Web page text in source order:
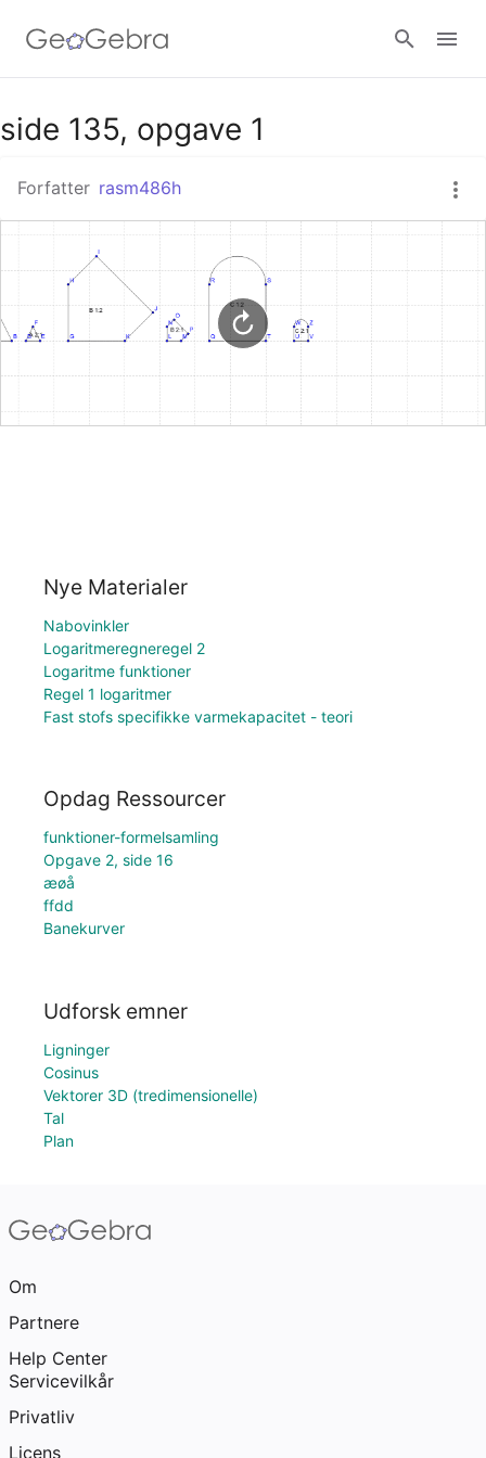
Google Classroom
GeoGebra Classroom
Log ind
side 135, opgave 1
Forfatter rasm486h
Nye Materialer
Nabovinkler
Logaritmeregneregel 2
Logaritme funktioner
Regel 1 logaritmer
Fast stofs specifikke varmekapacitet - teori
Opdag Ressourcer
funktioner-formelsamling
Opgave 2, side 16
æøå
ffdd
Banekurver
Udforsk emner
Ligninger
Cosinus
Vektorer 3D (tredimensionelle)
Tal
Plan
Om
Partnere
Help Center
Servicevilkår
Privatliv
Licens